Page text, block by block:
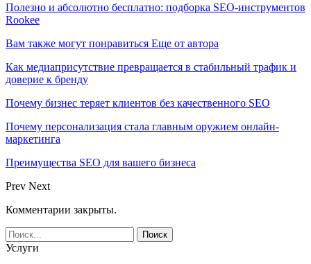
Полезно и абсолютно бесплатно: подборка SEO-инструментов
Rookee
Вам также могут понравиться Еще от автора
Как медиаприсутствие превращается в стабильный трафик и
доверие к бренду
Почему бизнес теряет клиентов без качественного SEO
Почему персонализация стала главным оружием онлайн-
маркетинга
Преимущества SEO для вашего бизнеса
Prev Next
Комментарии закрыты.
Услуги